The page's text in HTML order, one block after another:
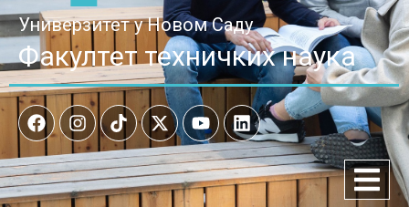
Универзитет у Новом Саду
Факултет техничких наука